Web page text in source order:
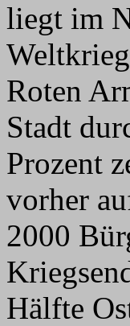
liegt im
Roten
Stadt
Prozent
vorher
2000
Hälfte